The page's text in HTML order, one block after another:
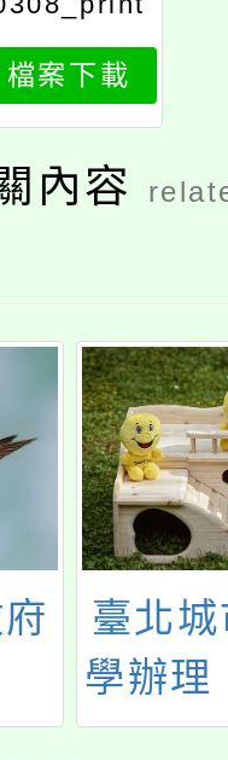
檔案下載
內容
臺北
學辦理
寒假